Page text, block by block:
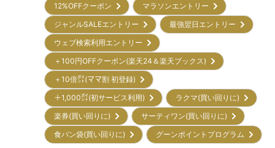
12%OFFクーポン
マラソンエントリー
ジャンルSALEエントリー
最強翌日エントリー
ウェブ検索利用エントリー
＋100円OFFクーポン(楽天24＆楽天ブックス)
＋10倍㌽(ママ割 初登録)
＋1,000㌽(初サービス利用)
ラクマ(買い回りに)
楽券(買い回りに)
サーティワン(買い回りに)
食パン袋(買い回りに)
グーンポイントプログラム